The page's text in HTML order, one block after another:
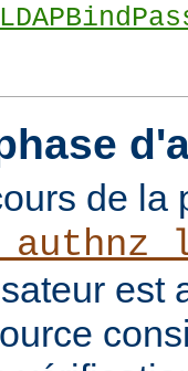
de la
est